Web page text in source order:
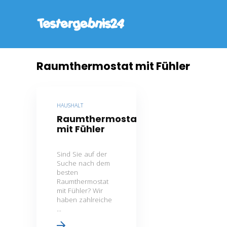
Raumthermostat mit Fühler
HAUSHALT
Raumthermostat
mit Fühler
Sind Sie auf der
Suche nach dem
besten
Raumthermostat
mit Fühler? Wir
haben zahlreiche
...